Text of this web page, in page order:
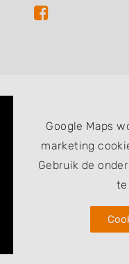
Google Maps
marketing
Gebruik de
te